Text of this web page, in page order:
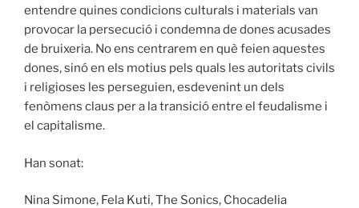
entendre quines condicions culturals i materials van
provocar la persecució i condemna de dones acusades
de bruixeria. No ens centrarem en què feien aquestes
dones, sinó en els motius pels quals les autoritats civils
i religioses les perseguien, esdevenint un dels
fenòmens claus per a la transició entre el feudalisme i
el capitalisme.
Han sonat:
Nina Simone, Fela Kuti, The Sonics, Chocadelia